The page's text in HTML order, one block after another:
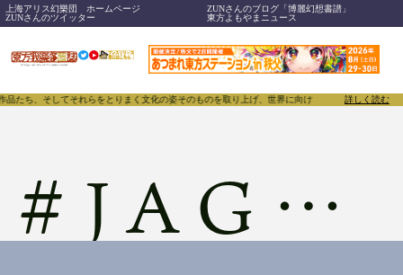
上海アリス幻樂団 ホームページ
ZUNさんのブログ「博麗幻想書譜」
ZUNさんのツイッター
東方よもやまニュース
、そしてそれらをとりまく文化の姿そのものを取り上げ、世界に向けて誇らしく発信する
詳しく読む
# JAGMO